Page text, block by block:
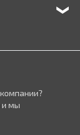
и мы